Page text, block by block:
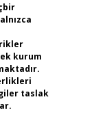
kurum
taslak